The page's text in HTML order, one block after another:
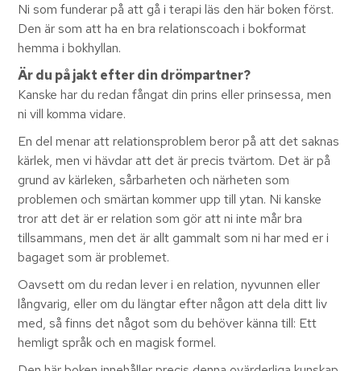
Ni som funderar på att gå i terapi läs den här boken först.
Den är som att ha en bra relationscoach i bokformat
hemma i bokhyllan.
Är du på jakt efter din drömpartner?
Kanske har du redan fångat din prins eller prinsessa, men
ni vill komma vidare.
En del menar att relationsproblem beror på att det saknas
kärlek, men vi hävdar att det är precis tvärtom. Det är på
grund av kärleken, sårbarheten och närheten som
problemen och smärtan kommer upp till ytan. Ni kanske
tror att det är er relation som gör att ni inte mår bra
tillsammans, men det är allt gammalt som ni har med er i
bagaget som är problemet.
Oavsett om du redan lever i en relation, nyvunnen eller
långvarig, eller om du längtar efter någon att dela ditt liv
med, så finns det något som du behöver känna till: Ett
hemligt språk och en magisk formel.